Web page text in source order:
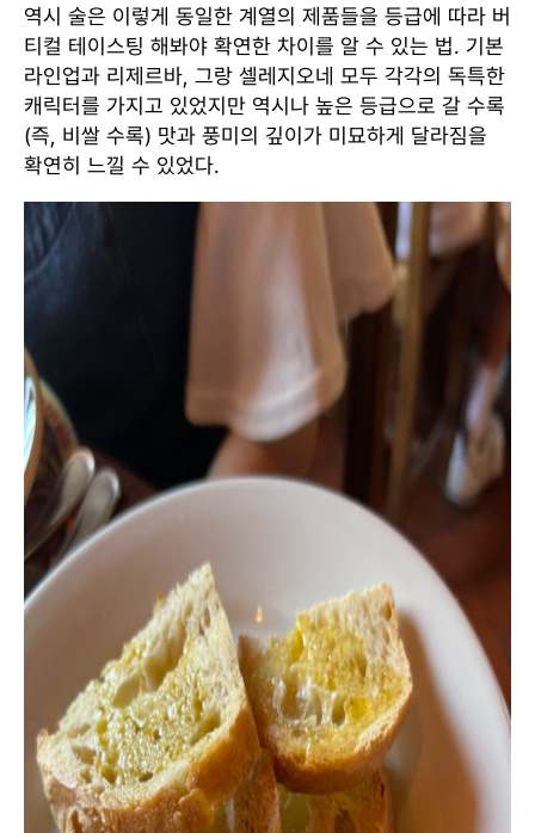
역시 술은 이렇게 동일한 계열의 제품들을 등급에 따라 버
티컬 테이스팅 해봐야 확연한 차이를 알 수 있는 법. 기본
라인업과 리제르바, 그랑 셀레지오네 모두 각각의 독특한
캐릭터를 가지고 있었지만 역시나 높은 등급으로 갈 수록
(즉, 비쌀 수록) 맛과 풍미의 깊이가 미묘하게 달라짐을
확연히 느낄 수 있었다.